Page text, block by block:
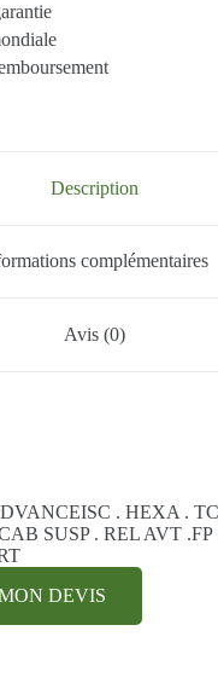
Description
complémentaires
Avis (0)
. HEXA .
SUSP . REL AVT .FP
DEVIS